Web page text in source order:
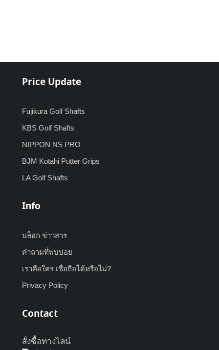
Price Update
Fujikura Golf Shafts
KBS Golf Shafts
NIPPON NS PRO
BJM Kotahi Putter Grips
LA Golf Shafts
Info
บล็อก ข่าวสาร
คำถามที่พบบ่อย
เราคือใคร เชื่อถือได้หรือไม่?
Privacy Policy
Contact
สั่งซื้อทางไลน์